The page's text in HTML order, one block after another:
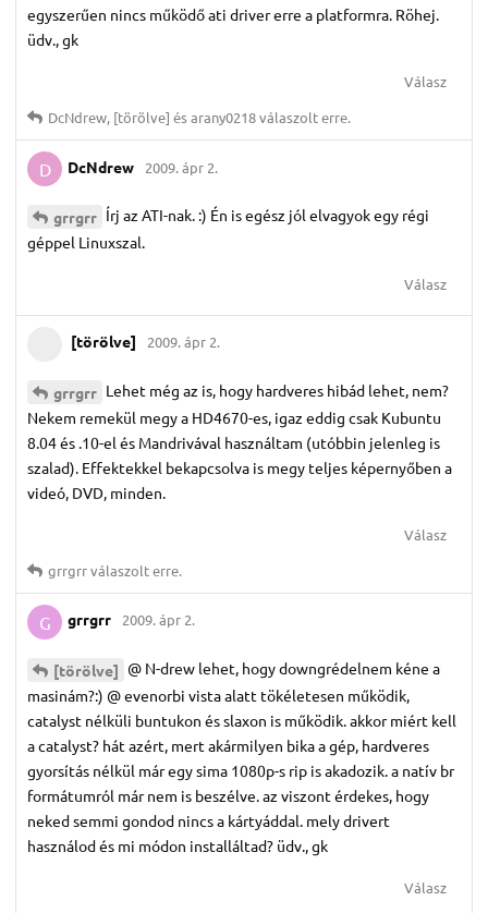
egyszerűen nincs működő ati driver erre a platformra. Röhej.
üdv., gk
Válasz
DcNdrew, [törölve] ésarany0218válaszolt erre.
D DcNdrew 2009. ápr 2.
grrgrr Írj az ATI-nak. :) Én is egész jól elvagyok egy régi
géppel Linuxszal.
Válasz
[törölve] 2009. ápr 2.
grrgrr Lehet még az is, hogy hardveres hibád lehet, nem?
Nekem remekül megy a HD4670-es, igaz eddig csak Kubuntu
8.04 és .10-el és Mandrivával használtam (utóbbin jelenleg is
szalad). Effektekkel bekapcsolva is megy teljes képernyőben a
videó, DVD, minden.
Válasz
grrgrrválaszolt erre.
G grrgrr 2009. ápr 2.
[törölve] @ N-drew lehet, hogy downgrédelnem kéne a
masinám?:) @ evenorbi vista alatt tökéletesen működik,
catalyst nélküli buntukon és slaxon is működik. akkor miért kell
a catalyst? hát azért, mert akármilyen bika a gép, hardveres
gyorsítás nélkül már egy sima 1080p-s rip is akadozik. a natív br
formátumról már nem is beszélve. az viszont érdekes, hogy
neked semmi gondod nincs a kártyáddal. mely drivert
használod és mi módon installáltad? üdv., gk
Válasz